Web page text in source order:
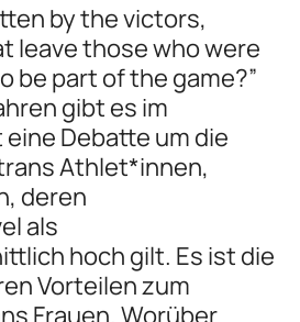
by the victors,
leave those who were
be part of the game?”
gibt es im
Debatte um die
Athlet*innen,
deren
als
hoch gilt. Es ist die
Vorteilen zum
Frauen. Worüber